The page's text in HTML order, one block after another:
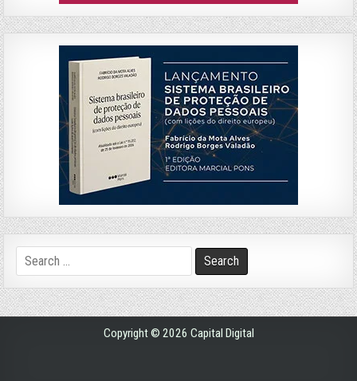
Search
for:
Copyright © 2026 Capital Digital